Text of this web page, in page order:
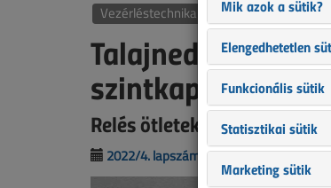
Vezérléstechnika
Talajnedvesség-
szintkapcsolóval
Relés ötletek és trükkök 27.
2022/4. lapszám | Porempovics
Mik azok a sütik?
Elengedhetetlen
Funkcionális sütik
Statisztikai sütik
Marketing sütik